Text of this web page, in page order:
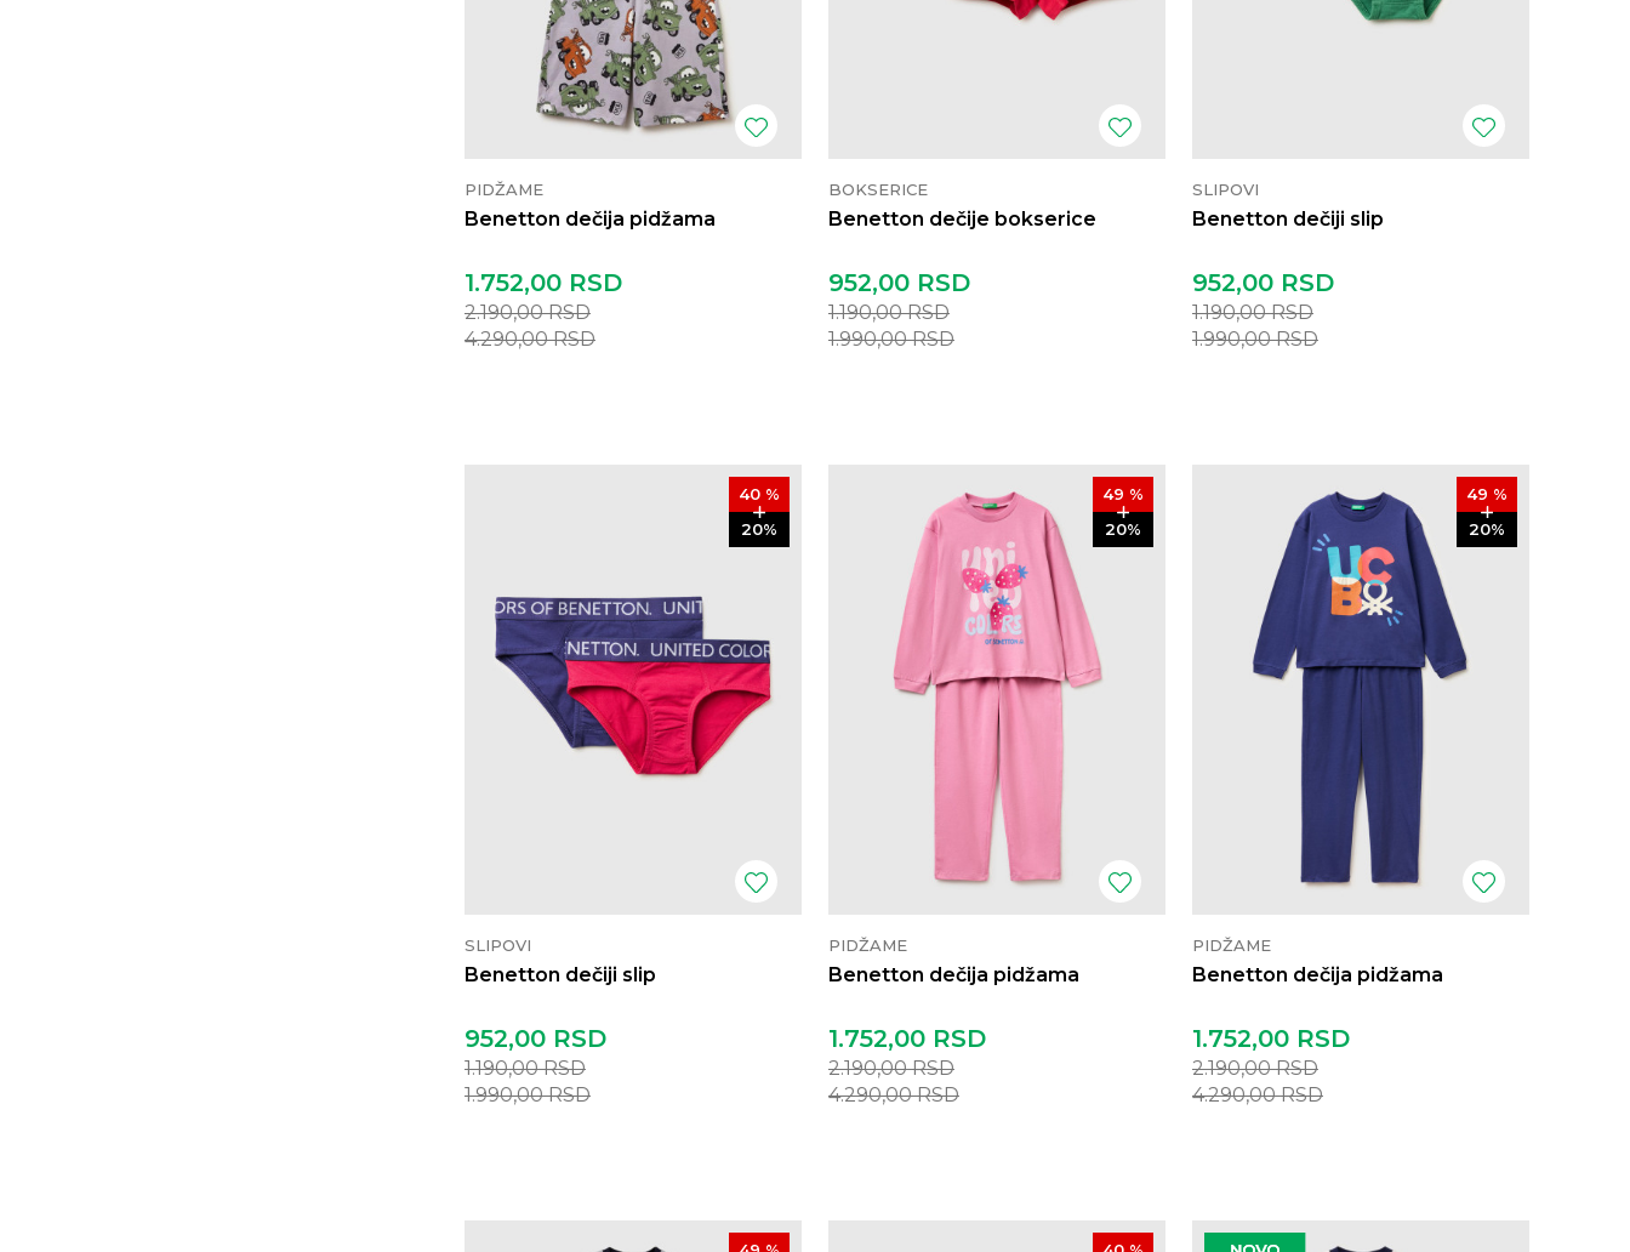
PIDŽAME
Benetton dečija pidžama
1.752,00 RSD
2.190,00RSD
4.290,00RSD
BOKSERICE
Benetton dečije bokserice
952,00 RSD
1.190,00RSD
1.990,00RSD
SLIPOVI
Benetton dečiji slip
952,00 RSD
1.190,00RSD
1.990,00RSD
40 %
20%
SLIPOVI
Benetton dečiji slip
952,00 RSD
1.190,00RSD
1.990,00RSD
49 %
20%
PIDŽAME
Benetton dečija pidžama
1.752,00 RSD
2.190,00RSD
4.290,00RSD
49 %
20%
PIDŽAME
Benetton dečija pidžama
1.752,00 RSD
2.190,00RSD
4.290,00RSD